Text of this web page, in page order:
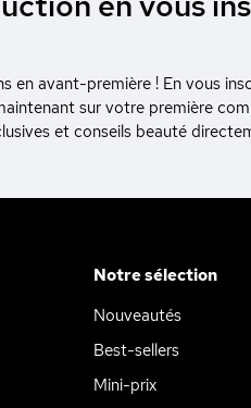
en avant-première ! En vous
sur votre première
et conseils beauté
Notre sélection
Nouveautés
Best-sellers
Mini-prix